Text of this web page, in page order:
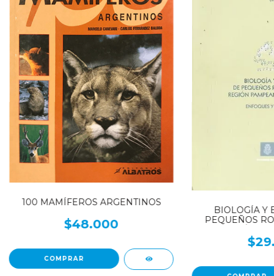
100 MAMÍFEROS ARGENTINOS
$48.000
BIOLOGÍA Y
PEQUEÑOS